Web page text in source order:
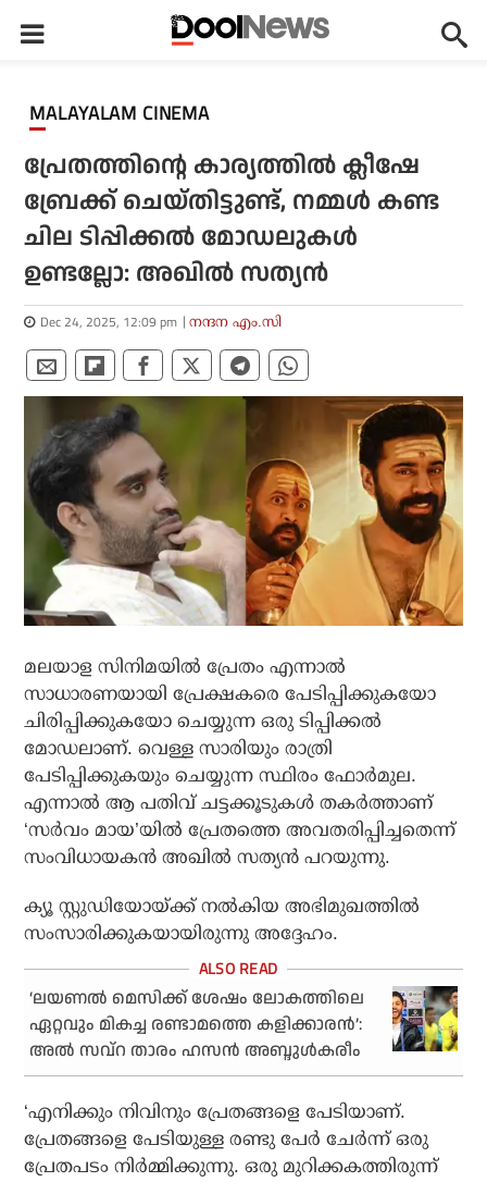
MALAYALAM CINEMA
പ്രേതത്തിന്റെ കാര്യത്തില്‍ ക്ലീഷേ
ബ്രേക്ക് ചെയ്തിട്ടുണ്ട്, നമ്മള്‍ കണ്ട
ചില ടിപ്പിക്കല്‍ മോഡലുകള്‍
ഉണ്ടല്ലോ: അഖില്‍ സത്യൻ
Dec 24, 2025, 12:09 pm നന്ദന എം.സി
മലയാള സിനിമയിൽ പ്രേതം എന്നാൽ
സാധാരണയായി പ്രേക്ഷകരെ പേടിപ്പിക്കുകയോ
ചിരിപ്പിക്കുകയോ ചെയ്യുന്ന ഒരു ടിപ്പിക്കൽ
മോഡലാണ്. വെള്ള സാരിയും രാത്രി
പേടിപ്പിക്കുകയും ചെയ്യുന്ന സ്ഥിരം ഫോർമുല.
എന്നാൽ ആ പതിവ് ചട്ടക്കൂടുകൾ തകർത്താണ്
‘സര്‍വം മായ’യിൽ പ്രേതത്തെ അവതരിപ്പിച്ചതെന്ന്
സംവിധായകൻ അഖിൽ സത്യൻ പറയുന്നു.
ക്യൂ സ്റ്റുഡിയോയ്ക്ക് നൽകിയ അഭിമുഖത്തിൽ
സംസാരിക്കുകയായിരുന്നു അദ്ദേഹം.
‘ലയണല്‍ മെസിക്ക് ശേഷം ലോകത്തിലെ
ഏറ്റവും മികച്ച രണ്ടാമത്തെ കളിക്കാരന്‍’:
അല്‍ സവ്‌റ താരം ഹസന്‍ അബ്ദുള്‍കരീം
‘എനിക്കും നിവിനും പ്രേതങ്ങളെ പേടിയാണ്.
പ്രേതങ്ങളെ പേടിയുള്ള രണ്ടു പേർ ചേർന്ന് ഒരു
പ്രേതപടം നിർമ്മിക്കുന്നു. ഒരു മുറിക്കകത്തിരുന്ന്